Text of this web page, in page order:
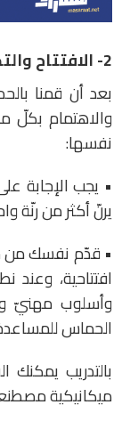
2- الافتتاح والتحية:
بعد أن قمنا
والاهتمام بكلّ
نفسها:
• يجب الإجابة
يرنّ أكثر من رنّة
• قدّم نفسك من
افتتاحية، وعند
وأسلوب مهنيّ
الحماس
بالتدريب يمكنك
ميكانيكية